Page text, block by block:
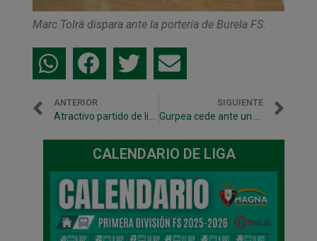
Marc Tolrà dispara ante la portería de Burela FS.
ANTERIOR SIGUIENTE
CALENDARIO DE LIGA